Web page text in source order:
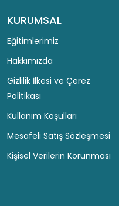
KURUMSAL
Eğitimlerimiz
Hakkımızda
Gizlilik İlkesi ve Çerez
Politikası
Kullanım Koşulları
Mesafeli Satış Sözleşmesi
Kişisel Verilerin Korunması